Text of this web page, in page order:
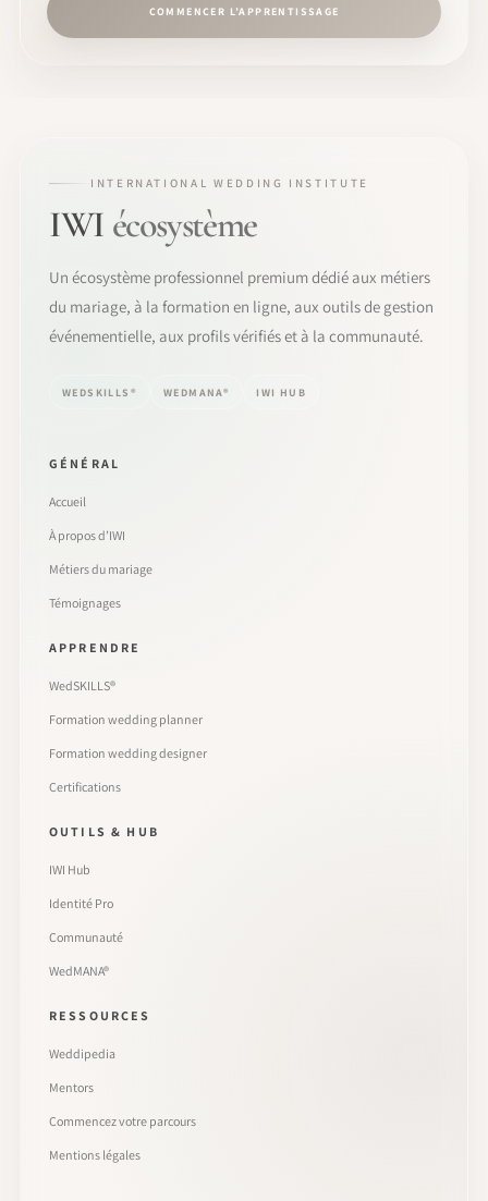
COMMENCER L’APPRENTISSAGE
INTERNATIONAL WEDDING INSTITUTE
IWI écosystème
Un écosystème professionnel premium dédié aux métiers
du mariage, à la formation en ligne, aux outils de gestion
événementielle, aux profils vérifiés et à la communauté.
WEDSKILLS® WEDMANA® IWI HUB
GÉNÉRAL
Accueil
À propos d’IWI
Métiers du mariage
Témoignages
APPRENDRE
WedSKILLS®
Formation wedding planner
Formation wedding designer
Certifications
OUTILS & HUB
IWI Hub
Identité Pro
Communauté
WedMANA®
RESSOURCES
Weddipedia
Mentors
Commencez votre parcours
Mentions légales